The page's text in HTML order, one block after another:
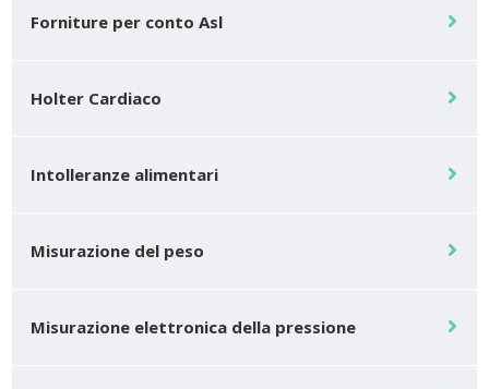
Forniture per conto Asl
Holter Cardiaco
Intolleranze alimentari
Misurazione del peso
Misurazione elettronica della pressione